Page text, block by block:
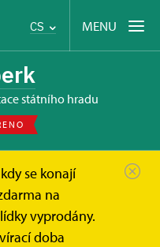
CS MENU
státního hradu
se konají
na
vyprodány.
doba